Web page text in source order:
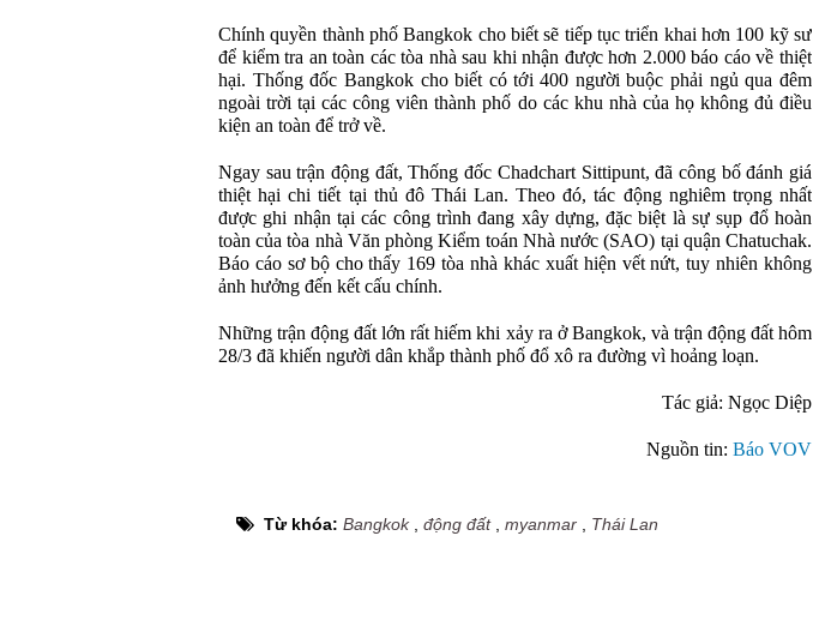
Chính quyền thành phố Bangkok cho biết sẽ tiếp tục triển khai hơn 100 kỹ sư
để kiểm tra an toàn các tòa nhà sau khi nhận được hơn 2.000 báo cáo về thiệt
hại. Thống đốc Bangkok cho biết có tới 400 người buộc phải ngủ qua đêm
ngoài trời tại các công viên thành phố do các khu nhà của họ không đủ điều
kiện an toàn để trở về.
Ngay sau trận động đất, Thống đốc Chadchart Sittipunt, đã công bố đánh giá
thiệt hại chi tiết tại thủ đô Thái Lan. Theo đó, tác động nghiêm trọng nhất
được ghi nhận tại các công trình đang xây dựng, đặc biệt là sự sụp đổ hoàn
toàn của tòa nhà Văn phòng Kiểm toán Nhà nước (SAO) tại quận Chatuchak.
Báo cáo sơ bộ cho thấy 169 tòa nhà khác xuất hiện vết nứt, tuy nhiên không
ảnh hưởng đến kết cấu chính.
Những trận động đất lớn rất hiếm khi xảy ra ở Bangkok, và trận động đất hôm
28/3 đã khiến người dân khắp thành phố đổ xô ra đường vì hoảng loạn.
Tác giả: Ngọc Diệp
Nguồn tin: Báo VOV
Từ khóa: Bangkok, động đất, myanmar Thái Lan